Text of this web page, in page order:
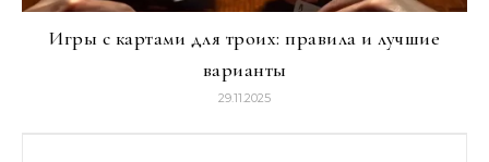
Игры с картами для троих: правила и лучшие
варианты
29.11.2025